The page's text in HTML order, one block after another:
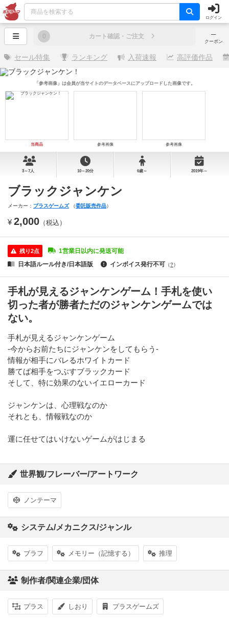
ログイン
─
クーポン
0 カート確認・ご注文
セール特集 ランキング 入荷速報 高評価作品
当商品 参考画像 参考画像
「参考画像」は会員が当サイトのデータベースにアップロードした画像です。
3～7人 10～20分 6歳～ 2019年～
ブラックジャンケン
メーカー： プラスゲームズ（委託販売作品）
¥ 2,000 （税込）
残り2点
1営業日以内に発送可能
日本語ルール付き/日本語版
インボイス発行不可 （?）
手札が見えるジャンケンゲーム！手札を使い
切った者が勝者ただのジャンケンゲームでは
ない。
手札が見えるジャンケンゲーム
-今からお前たちにジャンケンをしてもらう-
情報が相手にバレるホワイトカード
勝てば相手をつぶすブラックカード
そして、特に効果のないイエローカード
ジャンケンは、心理戦なのか
それとも、情報戦なのか
運に任せてはいけないゲームがはじまる
世界観/フレーバー/アートワーク
ノンテーマ
システム/メカニクス/ジャンル
ブラフ メモリー（記憶する） 推理
制作者/関連企業/団体
プラス しおり プラスゲームズ